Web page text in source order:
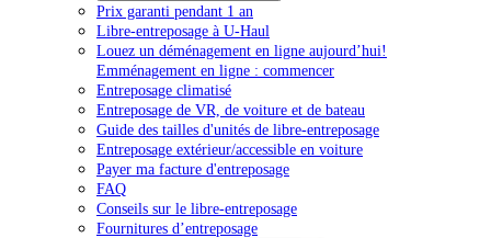
Prix garanti pendant 1 an
Libre-entreposage à U-Haul
Louez un déménagement en ligne aujourd’hui!
Emménagement en ligne : commencer
Entreposage climatisé
Entreposage de VR, de voiture et de bateau
Guide des tailles d'unités de libre-entreposage
Entreposage extérieur/accessible en voiture
Payer ma facture d'entreposage
FAQ
Conseils sur le libre-entreposage
Fournitures d’entreposage